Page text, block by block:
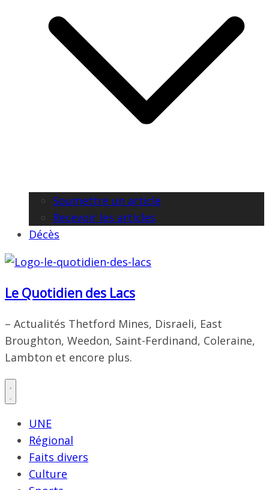
Soumettre un article
Recevoir les articles
Décès
Le Quotidien des Lacs
– Actualités Thetford Mines, Disraeli, East
Broughton, Weedon, Saint-Ferdinand, Coleraine,
Lambton et encore plus.
UNE
Régional
Faits divers
Culture